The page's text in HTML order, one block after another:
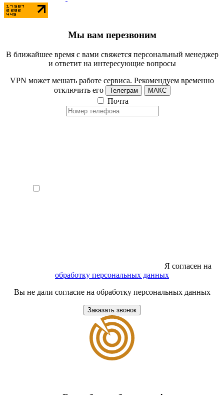
Мы вам перезвоним
В ближайшее время с вами свяжется персональный менеджер
и ответит на интересующие вопросы
VPN может мешать работе сервиса. Рекомендуем временно
отключить его
Телеграм МАКС
Почта
Я согласен на
обработку персональных данных
Вы не дали согласие на обработку персональных данных
Заказать звонок